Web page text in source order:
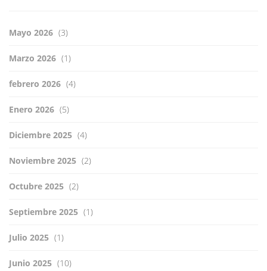
Mayo 2026 (3)
Marzo 2026 (1)
febrero 2026 (4)
Enero 2026 (5)
Diciembre 2025 (4)
Noviembre 2025 (2)
Octubre 2025 (2)
Septiembre 2025 (1)
Julio 2025 (1)
Junio 2025 (10)